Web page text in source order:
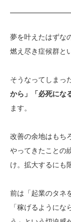
夢を叶えたはずな
燃え尽き症候群と
そうなってしまっ
から」「必死にな
ます。
改善の余地はもち
やってきたことの
け。拡大するにも
前は「起業のタネ
「稼げるように